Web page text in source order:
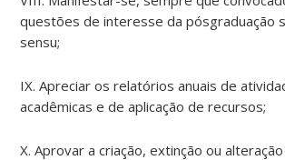
questões de interesse da pósgraduação
sensu;
IX. Apreciar os relatórios anuais de
acadêmicas e de aplicação de recursos;
X. Aprovar a criação, extinção ou